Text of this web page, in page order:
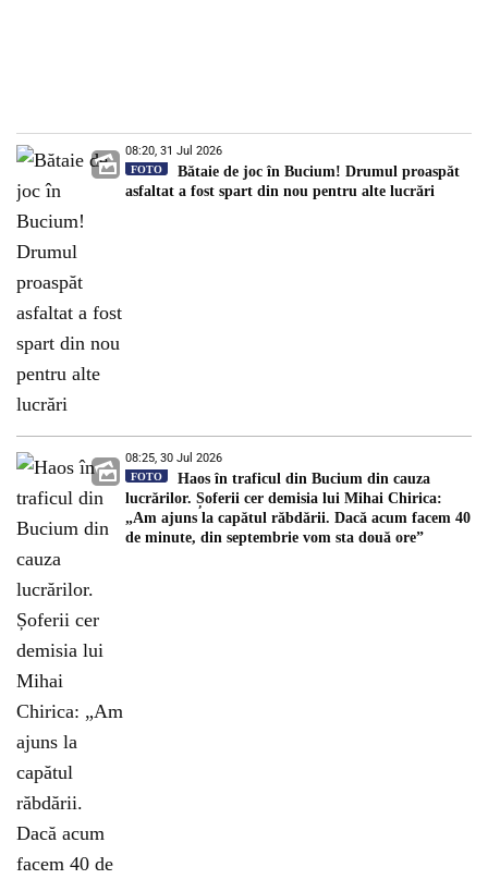
08:20, 31 Jul 2026
FOTO
Bătaie de joc în Bucium! Drumul proaspăt
asfaltat a fost spart din nou pentru alte lucrări
08:25, 30 Jul 2026
FOTO
Haos în traficul din Bucium din cauza
lucrărilor. Șoferii cer demisia lui Mihai Chirica:
„Am ajuns la capătul răbdării. Dacă acum facem 40
de minute, din septembrie vom sta două ore”